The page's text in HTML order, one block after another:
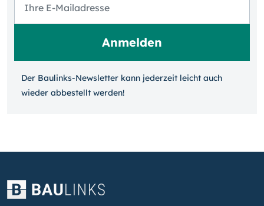
Der Baulinks-Newsletter kann jeder­zeit leicht auch
wieder ab­bestellt werden!